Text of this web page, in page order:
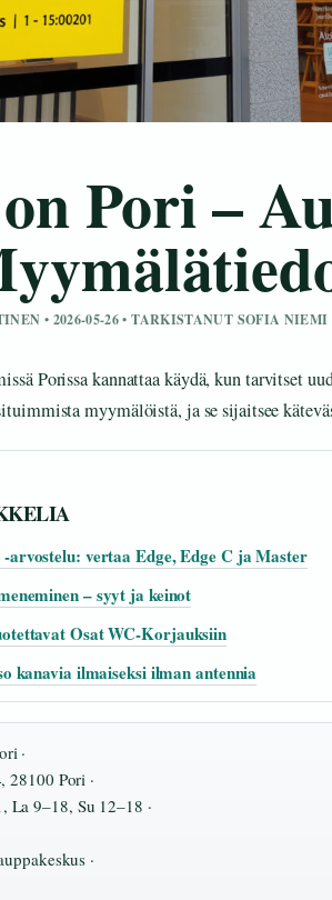
Pori –
• 2026-05-26 • TARKISTANUT SOFIA NIEMI
Porissa kannattaa käydä, kun tarvitset
myymälöistä, ja se sijaitsee
arvostelu: vertaa Edge, Edge C ja Master
– syyt ja keinot
Osat WC-Korjauksiin
kanavia ilmaiseksi ilman antennia
·
28100 Pori ·
La 9–18, Su 12–18 ·
·